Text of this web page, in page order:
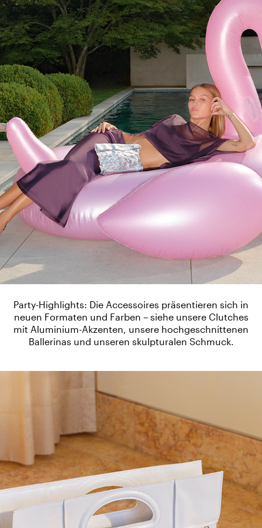
Party-Highlights: Die Accessoires präsentieren sich in
neuen Formaten und Farben – siehe unsere Clutches
mit Aluminium-Akzenten, unsere hochgeschnittenen
Ballerinas und unseren skulpturalen Schmuck.